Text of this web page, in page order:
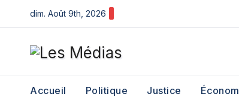
to
content
dim. Août 9th, 2026
Accueil Politique Justice